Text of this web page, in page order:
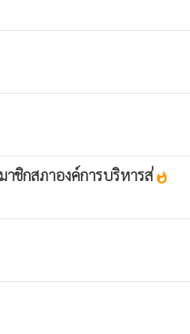
าชิกสภาองค์การบริหารส่whatshot